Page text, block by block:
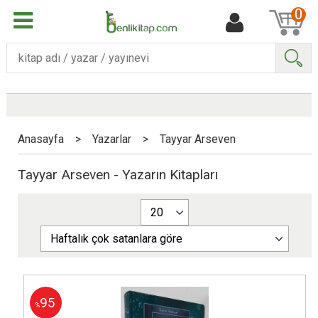
0
Anasayfa > Yazarlar > Tayyar Arseven
Tayyar Arseven - Yazarın Kitapları
%95